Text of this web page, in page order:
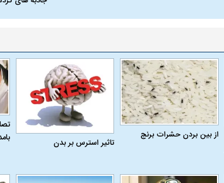
از بین بردن حشرات برنج
تاثیر استرس بر بدن